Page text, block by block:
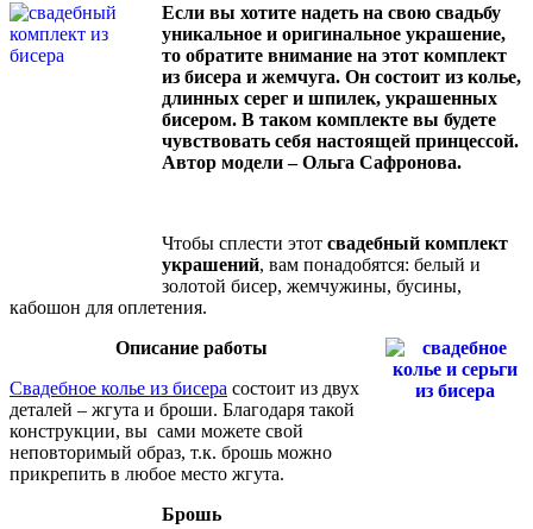
Если вы хотите надеть на свою свадьбу
уникальное и оригинальное украшение,
то обратите внимание на этот комплект
из бисера и жемчуга. Он состоит из колье,
длинных серег и шпилек, украшенных
бисером. В таком комплекте вы будете
чувствовать себя настоящей принцессой.
Автор модели – Ольга Сафронова.
Чтобы сплести этот свадебный комплект
украшений, вам понадобятся: белый и
золотой бисер, жемчужины, бусины,
кабошон для оплетения.
Описание работы
Свадебное колье из бисера состоит из двух
деталей – жгута и броши. Благодаря такой
конструкции, вы сами можете свой
неповторимый образ, т.к. брошь можно
прикрепить в любое место жгута.
Брошь